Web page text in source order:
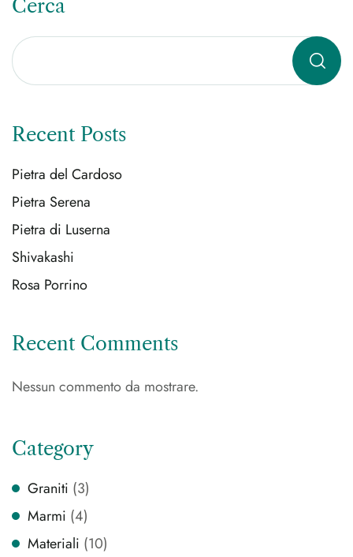
Cerca
Recent Posts
Pietra del Cardoso
Pietra Serena
Pietra di Luserna
Shivakashi
Rosa Porrino
Recent Comments
Nessun commento da mostrare.
Category
Graniti (3)
Marmi (4)
Materiali (10)